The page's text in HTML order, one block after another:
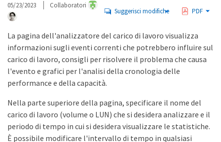
05/23/2023 Collaboratori
Suggerisci modifiche PDF
La pagina dell'analizzatore del carico di lavoro visualizza
informazioni sugli eventi correnti che potrebbero influire sul
carico di lavoro, consigli per risolvere il problema che causa
l'evento e grafici per l'analisi della cronologia delle
performance e della capacità.
Nella parte superiore della pagina, specificare il nome del
carico di lavoro (volume o LUN) che si desidera analizzare e il
periodo di tempo in cui si desidera visualizzare le statistiche.
È possibile modificare l'intervallo di tempo in qualsiasi